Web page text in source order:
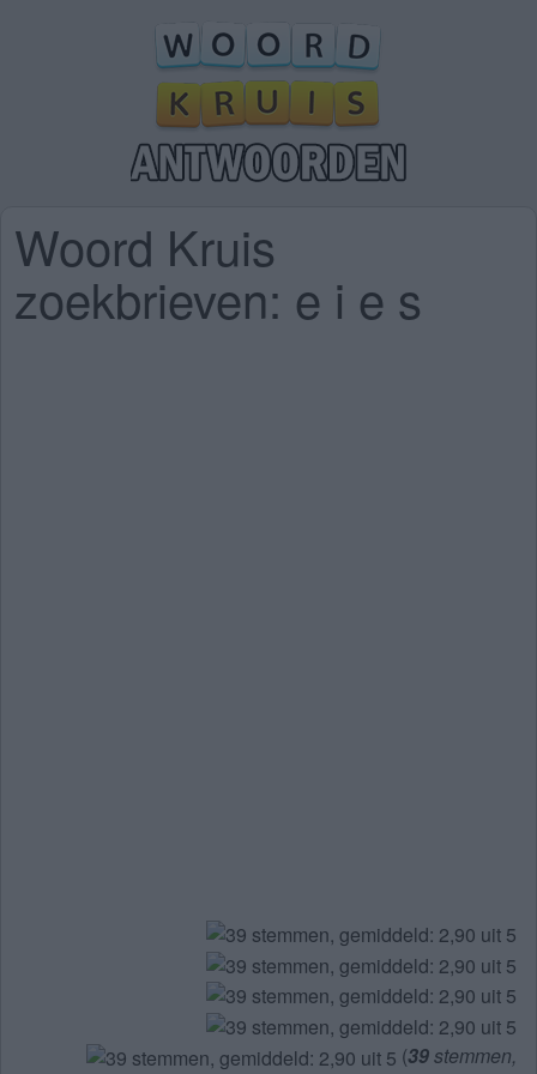
Woord Kruis
zoekbrieven: e i e s
(39stemmen,